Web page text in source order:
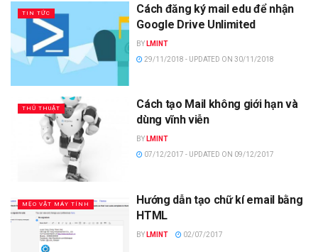
TIN TỨC
Cách đăng ký mail edu để nhận
Google Drive Unlimited
BY LMINT
29/11/2018 - UPDATED ON 30/11/2018
THỦ THUẬT
Cách tạo Mail không giới hạn và
dùng vĩnh viễn
BY LMINT
07/12/2017 - UPDATED ON 09/12/2017
MẸO VẶT MÁY TÍNH
Hướng dẫn tạo chữ kí email bằng
HTML
BY LMINT 02/07/2017